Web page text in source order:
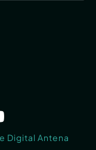
Digital Antena